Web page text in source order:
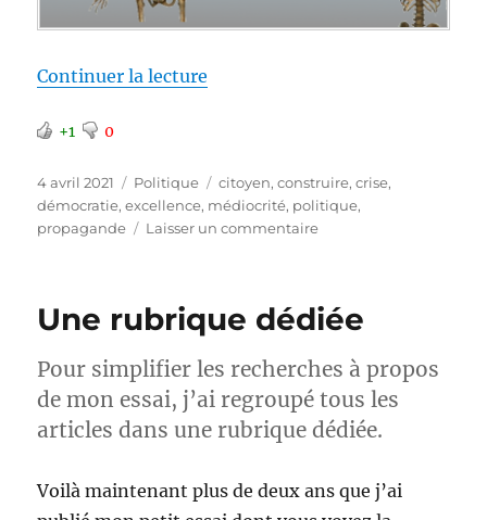
Continuer la lecture
+1 0
Publié
le
4 avril 2021 Catégories
Politique Étiquettes
citoyen,construire,crise,
démocratie,excellence, médiocrité, politique,
propagande
Laisser un commentairesur
saturés
constats
stériles
?
Une rubrique dédiée
Pour simplifier les recherches à propos
de mon essai, j’ai regroupé tous les
articles dans une rubrique dédiée.
Voilà maintenant plus de deux ans que j’ai